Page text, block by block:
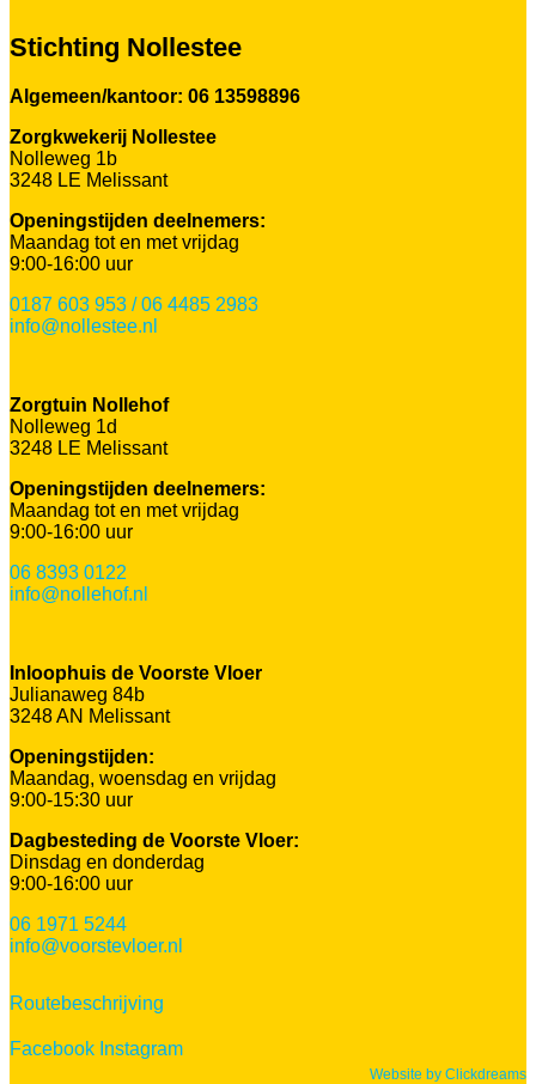
Stichting Nollestee
Algemeen/kantoor: 06 13598896
Zorgkwekerij Nollestee
Nolleweg 1b
3248 LE Melissant
Openingstijden deelnemers:
Maandag tot en met vrijdag
9:00-16:00 uur
0187 603 953 / 06 4485 2983
info@nollestee.nl
Zorgtuin Nollehof
Nolleweg 1d
3248 LE Melissant
Openingstijden deelnemers:
Maandag tot en met vrijdag
9:00-16:00 uur
06 8393 0122
info@nollehof.nl
Inloophuis de Voorste Vloer
Julianaweg 84b
3248 AN Melissant
Openingstijden:
Maandag, woensdag en vrijdag
9:00-15:30 uur
Dagbesteding de Voorste Vloer:
Dinsdag en donderdag
9:00-16:00 uur
06 1971 5244
info@voorstevloer.nl
Routebeschrijving
Facebook Instagram
Website by Clickdreams